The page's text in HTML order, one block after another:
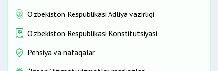
O'zbekiston Respublikasi Adliya vazirligi
O‘zbekiston Respublikasi Konstitutsiyasi
Pensiya va nafaqalar